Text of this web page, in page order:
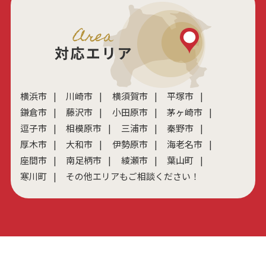
横浜市 川崎市 横須賀市
平塚市
鎌倉市
藤沢市 小田原市
茅ヶ崎市
逗子市
相模原市 三浦市
秦野市
厚木市
大和市 伊勢原市
海老名市
座間市
南足柄市 綾瀬市
葉山町
寒川町
その他エリアもご相談ください！